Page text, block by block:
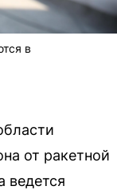
в
от ракетной
ведется